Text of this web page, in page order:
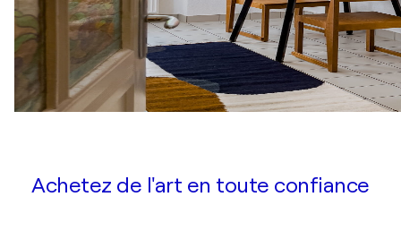
Achetez de l'art en toute confiance